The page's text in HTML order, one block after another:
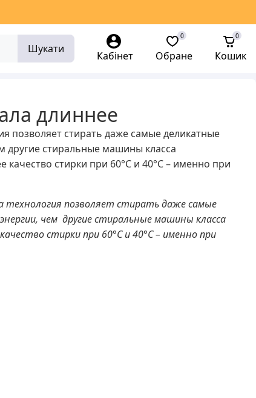
Шукати
Кабінет Обране
0
Кошик
0
длиннее
позволяет стирать даже самые деликатные
другие стиральные машины класса
стирки при 60°C и 40°C – именно при
технология позволяет стирать даже самые
чем другие стиральные машины класса
стирки при 60°C и 40°C – именно при